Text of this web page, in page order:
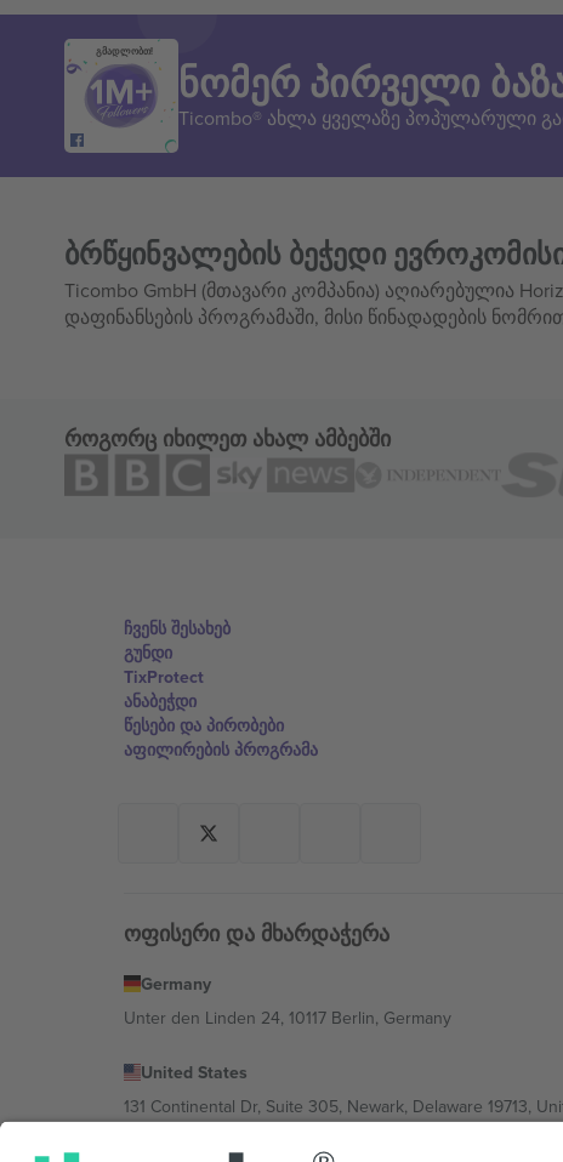
გმადლობთ!
ნომერ პირველი
Ticombo® ახლა ყველაზე პოპულარული
ბრწყინვალების ბეჭედი
Ticombo GmbH (მთავარი კომპანია) აღიარებულია
დაფინანსების პროგრამაში, მისი წინადადების
როგორც იხილეთ ახალ ამბებში
ჩვენს შესახებ
გუნდი
TixProtect
ანაბეჭდი
წესები და პირობები
აფილირების პროგრამა
ოფისერი და მხარდაჭერა
Germany
Unter den Linden 24, 10117 Berlin, Germany
United States
131 Continental Dr, Suite 305, Newark, Delaware 19713,